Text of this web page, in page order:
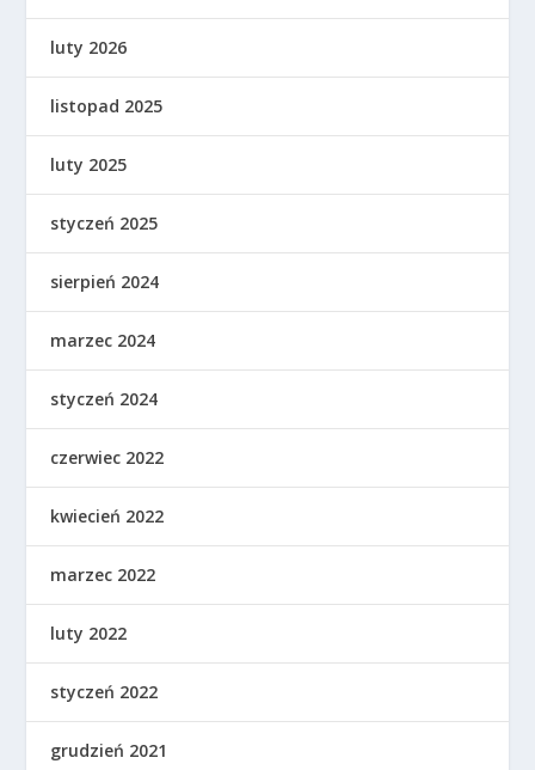
luty 2026
listopad 2025
luty 2025
styczeń 2025
sierpień 2024
marzec 2024
styczeń 2024
czerwiec 2022
kwiecień 2022
marzec 2022
luty 2022
styczeń 2022
grudzień 2021